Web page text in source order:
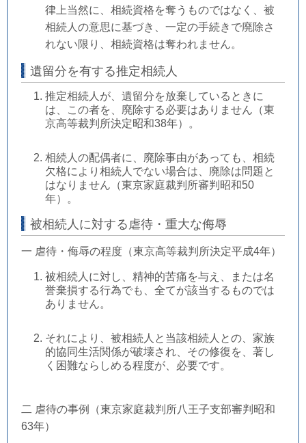
律上当然に、相続資格を奪うものではなく、被
相続人の意思に基づき、一定の手続きで廃除さ
れない限り、相続資格は奪われません。
遺留分を有する推定相続人
推定相続人が、遺留分を放棄しているときに
は、この者を、廃除する必要はありません（東
京高等裁判所決定昭和38年）。
相続人の配偶者に、廃除事由があっても、相続
欠格により相続人でない場合は、廃除は問題と
はなりません（東京家庭裁判所審判昭和50
年）。
被相続人に対する虐待・重大な侮辱
一 虐待・侮辱の程度（東京高等裁判所決定平成4年）
被相続人に対し、精神的苦痛を与え、または名
誉棄損する行為でも、全てが該当するものでは
ありません。
それにより、被相続人と当該相続人との、家族
的協同生活関係が破壊され、その修復を、著し
く困難ならしめる程度が、必要です。
二 虐待の事例（東京家庭裁判所八王子支部審判昭和
63年）